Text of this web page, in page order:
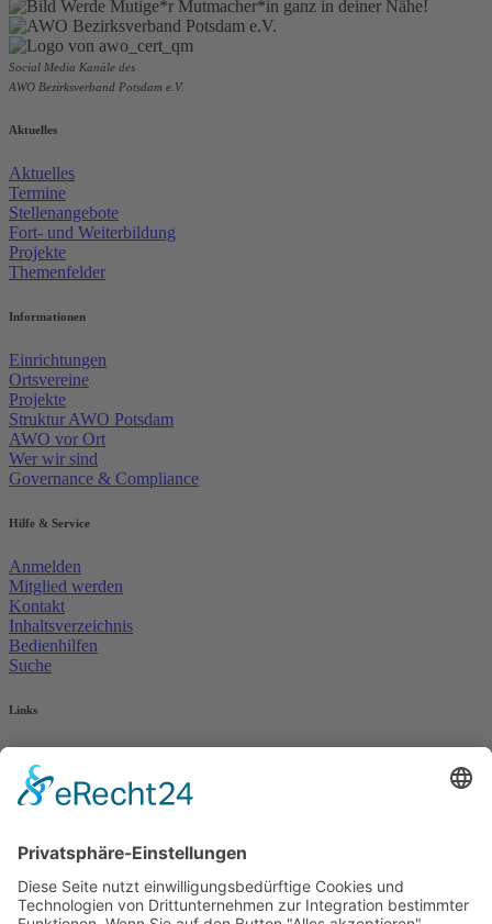
Social Media Kanäle des
AWO Bezirksverband Potsdam e.V.
Aktuelles
Aktuelles
Termine
Stellenangebote
Fort- und Weiterbildung
Projekte
Themenfelder
Informationen
Einrichtungen
Ortsvereine
Projekte
Struktur AWO Potsdam
AWO vor Ort
Wer wir sind
Governance & Compliance
Hilfe & Service
Anmelden
Mitglied werden
Kontakt
Inhaltsverzeichnis
Bedienhilfen
Suche
Links
AWO Jobportal
AWO Ehrenamt Portal
AWO Schulgesundheitsfachkräfte
AWO Pflegeberatung
AWO Kulturhaus Babelsberg
Arbeit mit Behinderung